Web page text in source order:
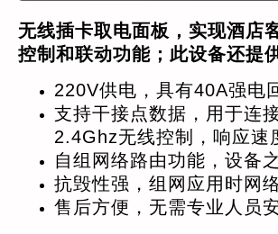
无线插卡取电面板，实现酒店
控制和联动功能；此设备还提
220V供电，具有40A强电
支持干接点数据，用于连
2.4Ghz无线控制，响应速
自组网络路由功能，设备
抗毁性强，组网应用时网
售后方便，无需专业人员